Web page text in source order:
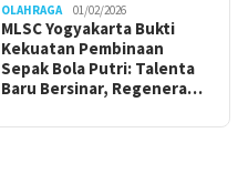
OLAHRAGA 01/02/2026
MLSC Yogyakarta Bukti
Kekuatan Pembinaan
Sepak Bola Putri: Talenta
Baru Bersinar, Regenera…